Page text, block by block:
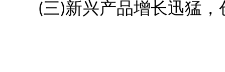
(三)新兴产品增长迅猛，